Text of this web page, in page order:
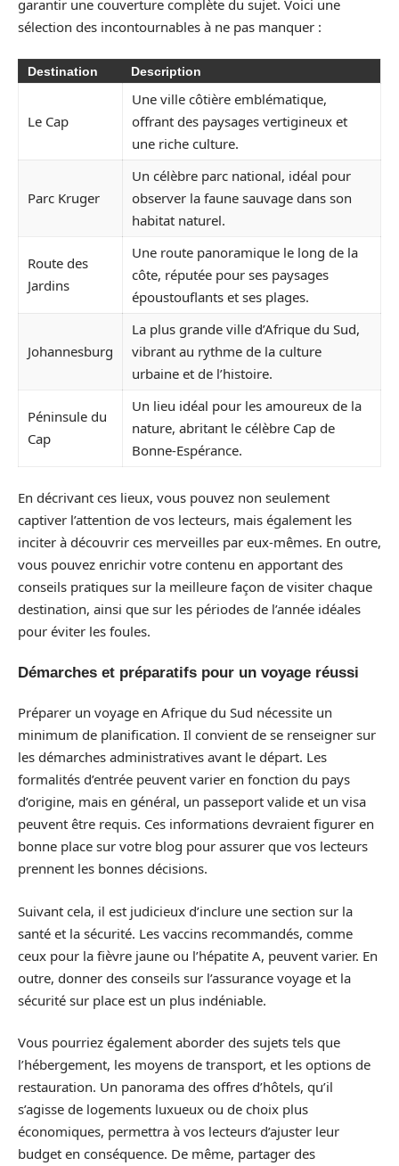
garantir une couverture complète du sujet. Voici une
sélection des incontournables à ne pas manquer :
Destination Description
Le Cap
Une ville côtière emblématique,
offrant des paysages vertigineux et
une riche culture.
Parc Kruger
Un célèbre parc national, idéal pour
observer la faune sauvage dans son
habitat naturel.
Route des
Jardins
Une route panoramique le long de la
côte, réputée pour ses paysages
époustouflants et ses plages.
Johannesburg
La plus grande ville d’Afrique du Sud,
vibrant au rythme de la culture
urbaine et de l’histoire.
Péninsule du
Cap
Un lieu idéal pour les amoureux de la
nature, abritant le célèbre Cap de
Bonne-Espérance.
En décrivant ces lieux, vous pouvez non seulement
captiver l’attention de vos lecteurs, mais également les
inciter à découvrir ces merveilles par eux-mêmes. En outre,
vous pouvez enrichir votre contenu en apportant des
conseils pratiques sur la meilleure façon de visiter chaque
destination, ainsi que sur les périodes de l’année idéales
pour éviter les foules.
Démarches et préparatifs pour un voyage réussi
Préparer un voyage en Afrique du Sud nécessite un
minimum de planification. Il convient de se renseigner sur
les démarches administratives avant le départ. Les
formalités d’entrée peuvent varier en fonction du pays
d’origine, mais en général, un passeport valide et un visa
peuvent être requis. Ces informations devraient figurer en
bonne place sur votre blog pour assurer que vos lecteurs
prennent les bonnes décisions.
Suivant cela, il est judicieux d’inclure une section sur la
santé et la sécurité. Les vaccins recommandés, comme
ceux pour la fièvre jaune ou l’hépatite A, peuvent varier. En
outre, donner des conseils sur l’assurance voyage et la
sécurité sur place est un plus indéniable.
Vous pourriez également aborder des sujets tels que
l’hébergement, les moyens de transport, et les options de
restauration. Un panorama des offres d’hôtels, qu’il
s’agisse de logements luxueux ou de choix plus
économiques, permettra à vos lecteurs d’ajuster leur
budget en conséquence. De même, partager des